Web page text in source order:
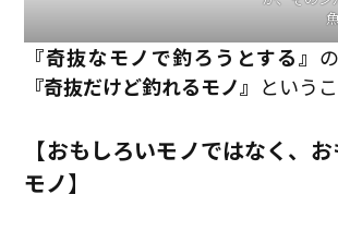
『奇抜なモノで釣ろうとする』
『奇抜だけど釣れるモノ』 というこ
【おもしろいモノではなく、
モノ】